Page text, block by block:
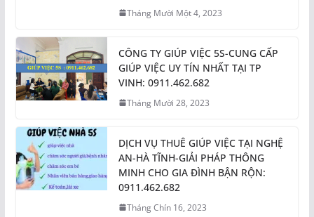
Tháng Mười Một 4, 2023
CÔNG TY GIÚP VIỆC 5S-CUNG CẤP
GIÚP VIỆC UY TÍN NHẤT TẠI TP
VINH: 0911.462.682
Tháng Mười 28, 2023
DỊCH VỤ THUÊ GIÚP VIỆC TẠI NGHỆ
AN-HÀ TĨNH-GIẢI PHÁP THÔNG
MINH CHO GIA ĐÌNH BẬN RỘN:
0911.462.682
Tháng Chín 16, 2023